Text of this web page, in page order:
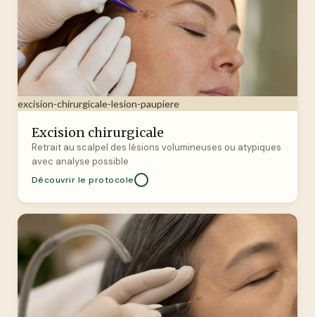
excision-chirurgicale-lesion-paupiere
Excision chirurgicale
Retrait au scalpel des lésions volumineuses ou atypiques
avec analyse possible
Découvrir le protocole